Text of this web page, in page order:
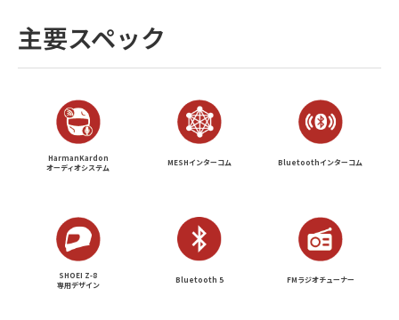
主要スペック
HarmanKardon
オーディオシステム
MESHインターコム Bluetoothインターコム
SHOEI Z-8
専用デザイン
Bluetooth 5 FMラジオチューナー